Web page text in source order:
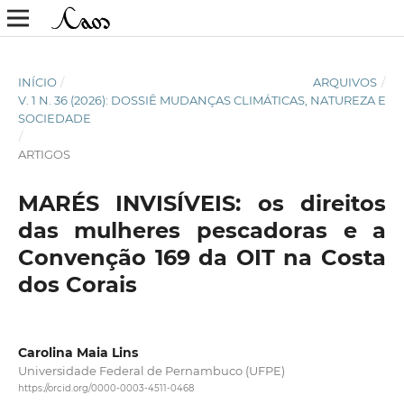
INÍCIO / ARQUIVOS /
V. 1 N. 36 (2026): DOSSIÊ MUDANÇAS CLIMÁTICAS, NATUREZA E
SOCIEDADE
/
ARTIGOS
MARÉS INVISÍVEIS: os direitos
das mulheres pescadoras e a
Convenção 169 da OIT na Costa
dos Corais
Carolina Maia Lins
Universidade Federal de Pernambuco (UFPE)
https://orcid.org/0000-0003-4511-0468